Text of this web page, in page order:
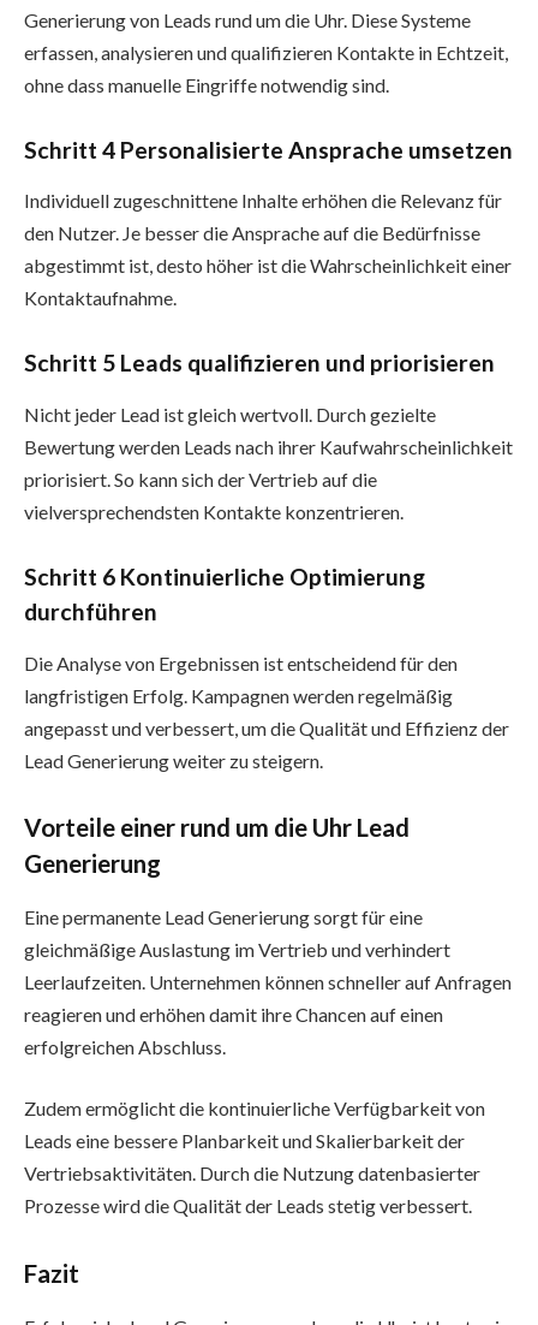
Generierung von Leads rund um die Uhr. Diese Systeme
erfassen, analysieren und qualifizieren Kontakte in Echtzeit,
ohne dass manuelle Eingriffe notwendig sind.
Schritt 4 Personalisierte Ansprache umsetzen
Individuell zugeschnittene Inhalte erhöhen die Relevanz für
den Nutzer. Je besser die Ansprache auf die Bedürfnisse
abgestimmt ist, desto höher ist die Wahrscheinlichkeit einer
Kontaktaufnahme.
Schritt 5 Leads qualifizieren und priorisieren
Nicht jeder Lead ist gleich wertvoll. Durch gezielte
Bewertung werden Leads nach ihrer Kaufwahrscheinlichkeit
priorisiert. So kann sich der Vertrieb auf die
vielversprechendsten Kontakte konzentrieren.
Schritt 6 Kontinuierliche Optimierung
durchführen
Die Analyse von Ergebnissen ist entscheidend für den
langfristigen Erfolg. Kampagnen werden regelmäßig
angepasst und verbessert, um die Qualität und Effizienz der
Lead Generierung weiter zu steigern.
Vorteile einer rund um die Uhr Lead
Generierung
Eine permanente Lead Generierung sorgt für eine
gleichmäßige Auslastung im Vertrieb und verhindert
Leerlaufzeiten. Unternehmen können schneller auf Anfragen
reagieren und erhöhen damit ihre Chancen auf einen
erfolgreichen Abschluss.
Zudem ermöglicht die kontinuierliche Verfügbarkeit von
Leads eine bessere Planbarkeit und Skalierbarkeit der
Vertriebsaktivitäten. Durch die Nutzung datenbasierter
Prozesse wird die Qualität der Leads stetig verbessert.
Fazit